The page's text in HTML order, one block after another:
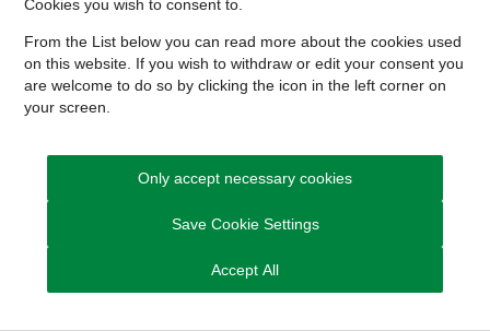
Send Digital Post til Familierådgivningen
Du kan også ringe til os
Socialområdet tlf. nr.: 8794 7345
Specialrådgivning tlf. nr.: 8794 7346
Kom hurtigt til
Aktuelle høringer og afgørelser
Cookies you wish to consent to.
From the List below you can read more about the cookies used
on this website. If you wish to withdraw or edit your consent you
are welcome to do so by clicking the icon in the left corner on
your screen.
Only accept necessary cookies
Save Cookie Settings
Accept All